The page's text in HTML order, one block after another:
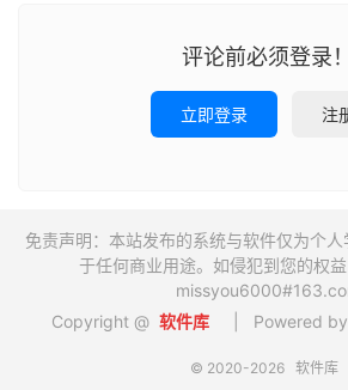
评论前必须登录！
立即登录 注
免责声明：本站发布的系统与软件仅为个
于任何商业用途。如侵犯到您的权
Copyright @ 软件库 | Powered
© 2020-2026 软件库